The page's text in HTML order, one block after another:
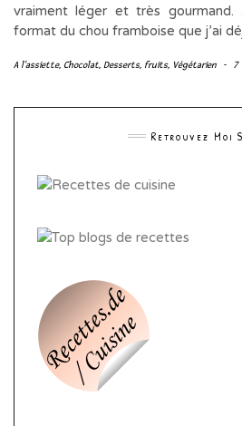
vraiment léger et très gourmand.
format du chou framboise que j’ai
A l'assiette, Chocolat, Desserts, fruits, Végétarien - 7
Retrouvez Moi